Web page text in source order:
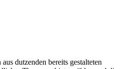
dutzenden bereits gestalteten